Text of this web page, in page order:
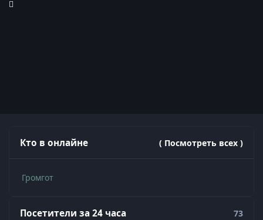
Кто в онлайне ( Посмотреть всех )
Громгот
Посетители за 24 часа 73